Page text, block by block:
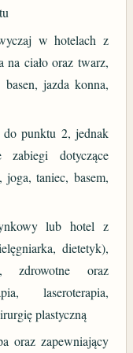
w hotelach z
na ciało oraz twarz,
jazda konna,
do punktu 2, jednak
zabiegi dotyczące
taniec, basem,
lub hotel z
dietetyk),
zdrowotne oraz
laseroterapia,
plastyczną
oraz zapewniający